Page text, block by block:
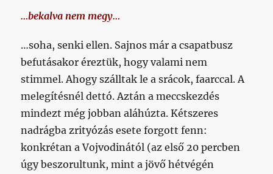
…bekalva nem megy…
…soha, senki ellen. Sajnos már a csapatbusz
befutásakor éreztük, hogy valami nem
stimmel. Ahogy szálltak le a srácok, faarccal. A
melegítésnél dettó. Aztán a meccskezdés
mindezt még jobban aláhúzta. Kétszeres
nadrágba zrityózás esete forgott fenn:
konkrétan a Vojvodinától (az első 20 percben
úgy beszorultunk, mint a jövő hétvégén